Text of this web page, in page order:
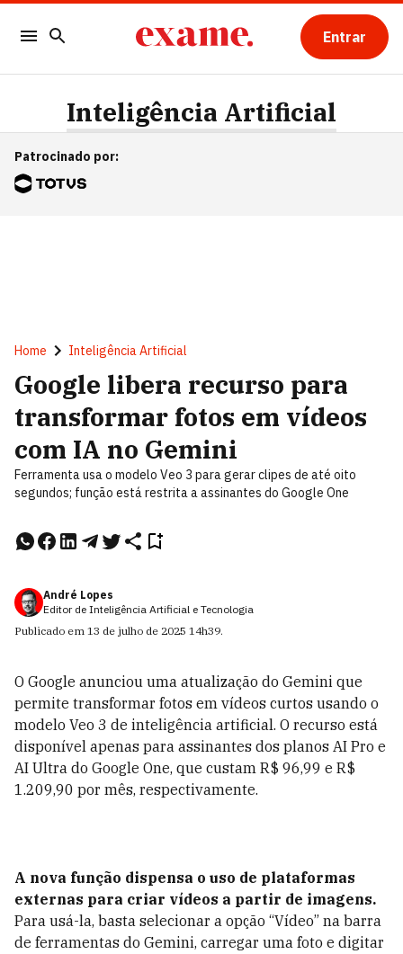
Entrar
Inteligência Artificial
Patrocinado por:
Home Inteligência Artificial
Google libera recurso para
transformar fotos em vídeos
com IA no Gemini
Ferramenta usa o modelo Veo 3 para gerar clipes de até oito
segundos; função está restrita a assinantes do Google One
André Lopes
Editor de Inteligência Artificial e Tecnologia
Publicado em 13 de julho de 2025 14h39.
O Google anunciou uma atualização do Gemini que
permite transformar fotos em vídeos curtos usando o
modelo Veo 3 de inteligência artificial. O recurso está
disponível apenas para assinantes dos planos AI Pro e
AI Ultra do Google One, que custam R$ 96,99 e R$
1.209,90 por mês, respectivamente.
A nova função dispensa o uso de plataformas
externas para criar vídeos a partir de imagens.
Para usá-la, basta selecionar a opção “Vídeo” na barra
de ferramentas do Gemini, carregar uma foto e digitar